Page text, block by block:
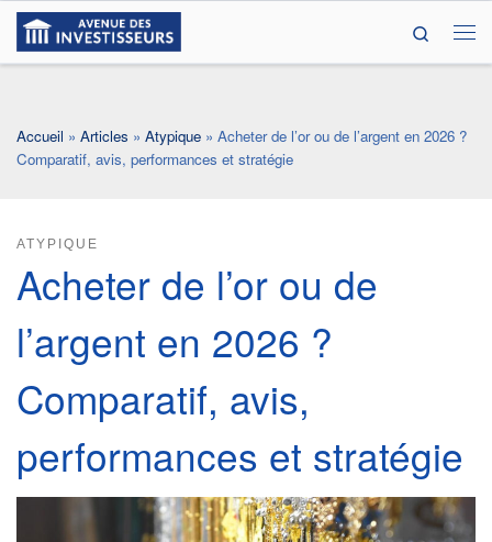
Passer au contenu
Search
Accueil » Articles » Atypique » Acheter de l’or ou de l’argent en 2026 ?
Comparatif, avis, performances et stratégie
ATYPIQUE
Acheter de l’or ou de
l’argent en 2026 ?
Comparatif, avis,
performances et stratégie